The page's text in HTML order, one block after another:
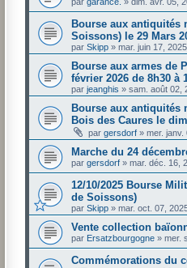
Bourse aux antiquités
Soissons) le 29 Mars
par Skipp » mar. juin 17,
Bourse aux armes de
février 2026 de 8h30 à
par jeanghis » sam. août 02,
Bourse aux antiquités
Bois des Caures le
par gersdorf » mer. janv.
Marche du 24
par gersdorf » mar. déc. 16,
12/10/2025 Bourse
de Soissons)
par Skipp » mar. oct. 07,
Vente collection
par Ersatzbourgogne » mer.
Commémorations du